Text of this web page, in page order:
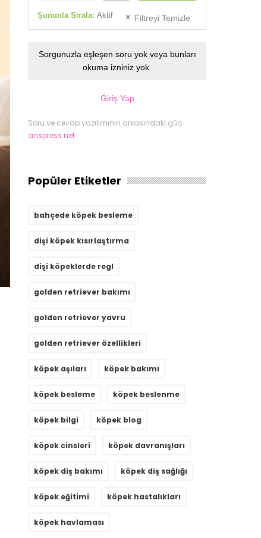
Şununla Sırala: Aktif Filtreyi Temizle
Sorgunuzla eşleşen soru yok veya bunları
okuma izniniz yok.
Giriş Yap
Soru ve cevap yazılımının arkasındaki güç
anspress.net
Popüler Etiketler
bahçede köpek besleme
dişi köpek kısırlaştırma
dişi köpeklerde regl
golden retriever bakımı
golden retriever yavru
golden retriever özellikleri
köpek aşıları köpek bakımı
köpek besleme köpek beslenme
köpek bilgi köpek blog
köpek cinsleri köpek davranışları
köpek diş bakımı köpek diş sağlığı
köpek eğitimi köpek hastalıkları
köpek havlaması